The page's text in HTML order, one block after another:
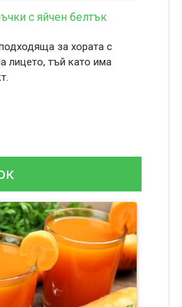
с яйчен белтък
за хората с
лицето, тъй като има